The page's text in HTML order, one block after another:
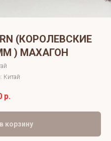
(КОРОЛЕВСКИЕ
) МАХАГОН
Китай
р.
корзину